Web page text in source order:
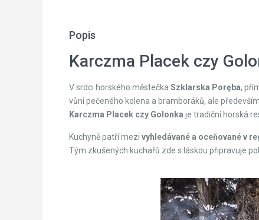
Popis
Karczma Placek czy
V srdci horského městečka Szklarska Poręba,
vůni pečeného kolena a bramboráků, ale
Karczma Placek czy Golonka je tradiční horská
Kuchyně patří mezi vyhledávané a oceňované v
Tým zkušených kuchařů zde s láskou připravuje